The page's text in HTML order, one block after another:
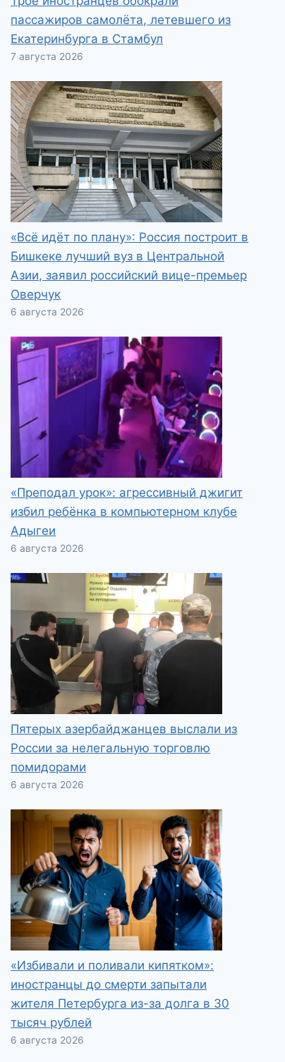
пассажиров самолёта, летевшего из
Екатеринбурга в Стамбул
7 августа 2026
«Всё идёт по плану»: Россия построит в
Бишкеке лучший вуз в Центральной
Азии, заявил российский вице-премьер
Оверчук
6 августа 2026
«Преподал урок»: агрессивный джигит
избил ребёнка в компьютерном клубе
Адыгеи
6 августа 2026
Пятерых азербайджанцев выслали из
России за нелегальную торговлю
помидорами
6 августа 2026
«Избивали и поливали кипятком»:
иностранцы до смерти запытали
жителя Петербурга из-за долга в 30
тысяч рублей
6 августа 2026